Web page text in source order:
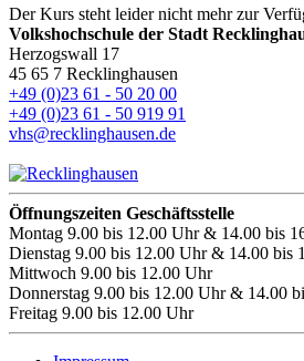
Der Kurs steht leider nicht mehr zur
Volkshochschule der Stadt
Herzogswall 17
45 65 7 Recklinghausen
+49 (0)23 61 - 50 20 00
+49 (0)23 61 - 50 919 91
vhs@recklinghausen.de
Öffnungszeiten Geschäftsstelle
Montag 9.00 bis 12.00 Uhr & 14.00 bis
Dienstag 9.00 bis 12.00 Uhr & 14.00 bis
Mittwoch 9.00 bis 12.00 Uhr
Donnerstag 9.00 bis 12.00 Uhr & 14.00
Freitag 9.00 bis 12.00 Uhr